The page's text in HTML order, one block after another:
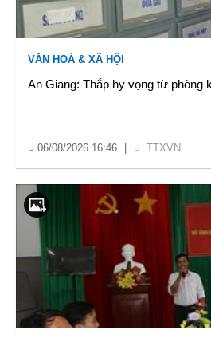
VĂN HOÁ & XÃ HỘI
An Giang: Thắp hy vọng từ phòng
06/08/2026 16:46 TTXVN